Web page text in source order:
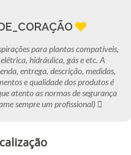
para plantas compatíveis,
hidráulica, gás e etc. A
entrega, descrição, medidas,
e qualidade dos produtos é
atento as normas de segurança
sempre um profissional) 